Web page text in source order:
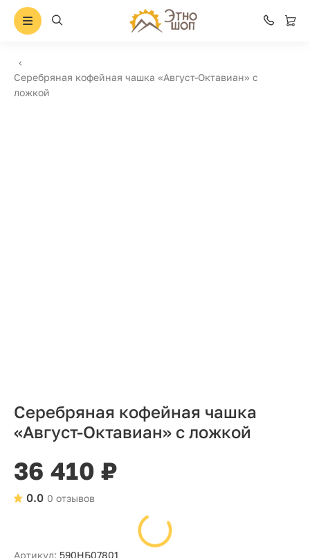
Серебряная кофейная чашка «Август-Октавиан» с
ложкой
Серебряная кофейная чашка
«Август-Октавиан» с ложкой
36 410 ₽
0 отзывов
0.0
Артикул: 590НБ07801